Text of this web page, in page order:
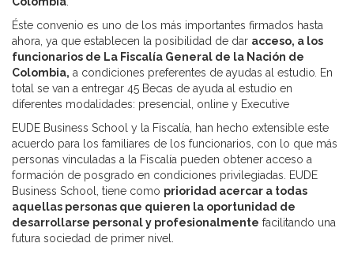
Éste convenio es uno de los más importantes firmados hasta
ahora, ya que establecen la posibilidad de dar acceso, a los
funcionarios de La Fiscalía General de la Nación de
Colombia, a condiciones preferentes de ayudas al estudio En
total se van a entregar 45 Becas de ayuda al estudio en
diferentes modalidades: presencial, online y Executive
EUDE Business School y la Fiscalía, han hecho extensible este
acuerdo para los familiares de los funcionarios, con lo que más
personas vinculadas a la Fiscalía pueden obtener acceso a
formación de posgrado en condiciones privilegiadas. EUDE
Business School, tiene como prioridad acercar a todas
aquellas personas que quieren la oportunidad de
desarrollarse personal y profesionalmente facilitando una
futura sociedad de primer nivel.